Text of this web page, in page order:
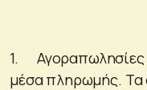
1. Αγοραπωλησίες
μέσα πληρωμής. Τα